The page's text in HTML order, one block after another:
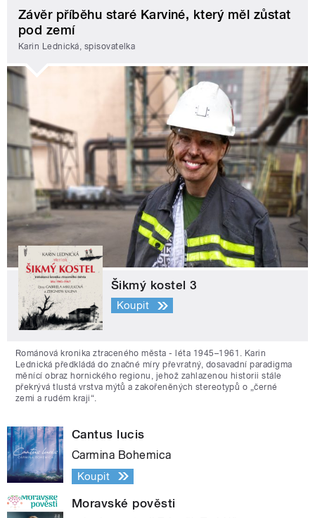
Závěr příběhu staré Karviné, který měl zůstat
pod zemí
Karin Lednická, spisovatelka
Šikmý kostel 3
Koupit
Románová kronika ztraceného města - léta 1945–1961. Karin
Lednická předkládá do značné míry převratný, dosavadní paradigma
měnící obraz hornického regionu, jehož zahlazenou historii stále
překrývá tlustá vrstva mýtů a zakořeněných stereotypů o „černé
zemi a rudém kraji“.
Cantus lucis
Carmina Bohemica
Koupit
Moravské pověsti